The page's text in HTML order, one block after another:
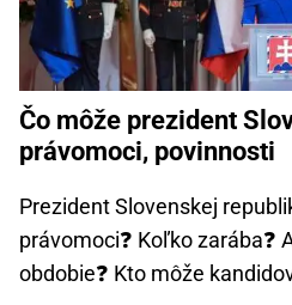
Čo môže prezident
právomoci, povinnosti
Prezident Slovenskej
právomoci❓ Koľko zarába❓
obdobie❓ Kto môže